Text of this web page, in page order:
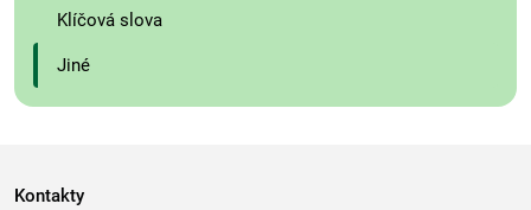
Klíčová slova
Jiné
Kontakty